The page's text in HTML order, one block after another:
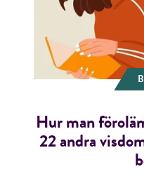
Hur man
22 andra